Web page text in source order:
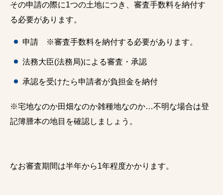
その申請の際に1つの土地につき、審査手数料を納付す
る必要があります。
申請 ※審査手数料を納付する必要があります。
法務大臣(法務局)による審査・承認
承認を受けたら申請者が負担金を納付
※宅地なのか田畑なのか雑種地なのか…不明な場合は登
記簿謄本の地目を確認しましょう。
なお審査期間は半年から1年程度かかります。